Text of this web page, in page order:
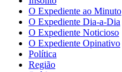
O Expediente ao Minuto
O Expediente Dia-a-Dia
O Expediente Noticioso
O Expediente Opinativo
Política
Região